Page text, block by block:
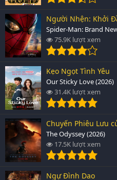
Người Nhện: Khởi
Spider-Man: Brand
75.9K lượt xem
Kẹo Ngọt Tình Yêu
Our Sticky Love (2026)
31.4K lượt xem
Chuyến Phiêu Lưu
The Odyssey (2026)
17.5K lượt xem
Ngự Đình Dao